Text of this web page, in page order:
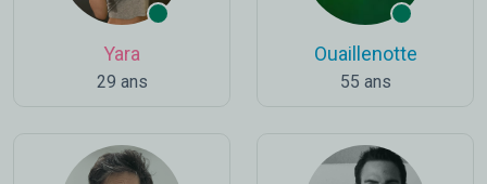
Yara
29 ans
Ouaillenotte
55 ans